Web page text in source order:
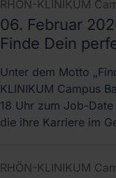
RHÖN-KLINIKUM
06. Februar
Finde Dein
Unter dem Motto
KLINIKUM Campus
18 Uhr zum Job-
die ihre Karriere im
RHÖN-KLINIKUM